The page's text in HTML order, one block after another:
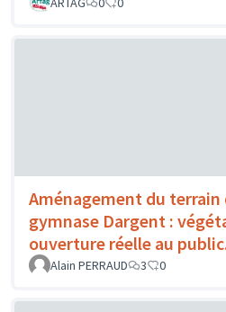
Aménagement du terrain
gymnase Dargent :
ouverture réelle au
Alain PERRAUD 3 0